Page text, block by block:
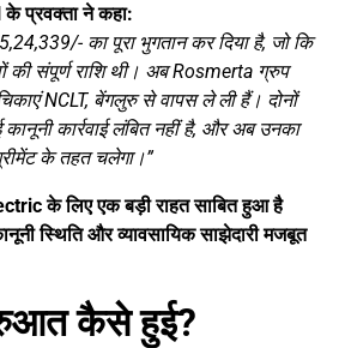
प्रवक्ता ने कहा:
का पूरा भुगतान कर दिया है, जो कि
की संपूर्ण राशि थी। अब Rosmerta ग्रुप
NCLT, बेंगलुरु से वापस ले ली हैं। दोनों
कार्रवाई लंबित नहीं है, और अब उनका
के तहत चलेगा।”
के लिए एक बड़ी राहत साबित हुआ है
स्थिति और व्यावसायिक साझेदारी मजबूत
कैसे हुई?